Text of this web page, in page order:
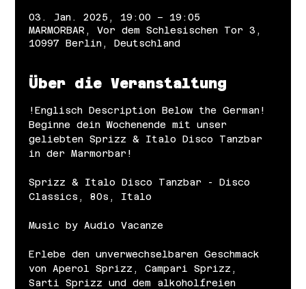
03. Jan. 2025, 19:00 – 19:05
MARMORBAR, Vor dem Schlesischen Tor 3,
10997 Berlin, Deutschland
Über die Veranstaltung
!Englisch Description Below the German!
Beginne dein Wochenende mit unser
geliebten Sprizz & Italo Disco Tanzbar
in der Marmorbar!
Sprizz & Italo Disco Tanzbar - Disco
Classics, 80s, Italo
Music by Audio Vacanze
Erlebe den unverwechselbaren Geschmack
von Aperol Sprizz, Campari Sprizz,
Sarti Sprizz und dem alkoholfreien